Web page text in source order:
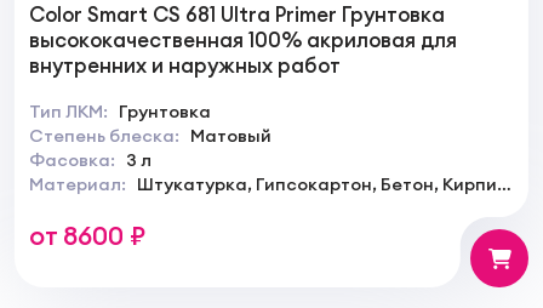
Color Smart CS 681 Ultra Primer Грунтовка
высококачественная 100% акриловая для
внутренних и наружных работ
Тип ЛКМ:
Грунтовка
Степень блеска:
Матовый
Фасовка:
3 л
Материал:
от 8600 ₽